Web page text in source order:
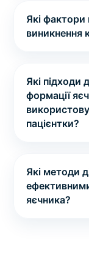
Які
виникнення
Які підходи
формації
пацієнтки?
Які методи
яєчника?